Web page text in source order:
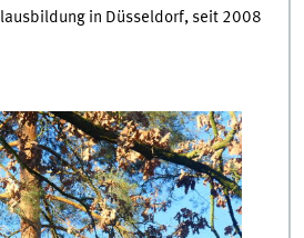
in Düsseldorf, seit 2008